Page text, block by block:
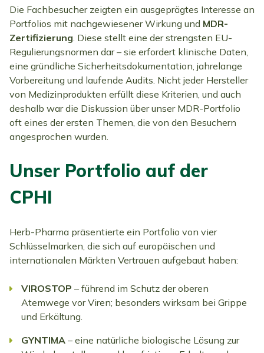
Die Fachbesucher zeigten ein ausgeprägtes Interesse an
Portfolios mit nachgewiesener Wirkung und MDR-
Zertifizierung. Diese stellt eine der strengsten EU-
Regulierungsnormen dar – sie erfordert klinische Daten,
eine gründliche Sicherheitsdokumentation, jahrelange
Vorbereitung und laufende Audits. Nicht jeder Hersteller
von Medizinprodukten erfüllt diese Kriterien, und auch
deshalb war die Diskussion über unser MDR-Portfolio
oft eines der ersten Themen, die von den Besuchern
angesprochen wurden.
Unser Portfolio auf der
CPHI
Herb-Pharma präsentierte ein Portfolio von vier
Schlüsselmarken, die sich auf europäischen und
internationalen Märkten Vertrauen aufgebaut haben:
VIROSTOP – führend im Schutz der oberen
Atemwege vor Viren; besonders wirksam bei Grippe
und Erkältung.
GYNTIMA – eine natürliche biologische Lösung zur